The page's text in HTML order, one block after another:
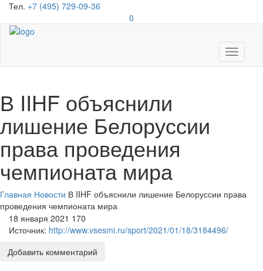
Тел. +7 (495) 729-09-36
0
Toggle
В IIHF объяснили
лишение Белоруссии
права проведения
чемпионата мира
Главная Новости В IIHF объяснили лишение Белоруссии права
проведения чемпионата мира
18 января 2021 170
Источник: http://www.vsesmi.ru/sport/2021/01/18/3184496/
Добавить комментарий